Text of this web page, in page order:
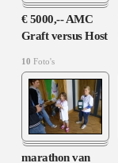
€ 5000,-- AMC
Graft versus Host
10 Foto's
marathon van